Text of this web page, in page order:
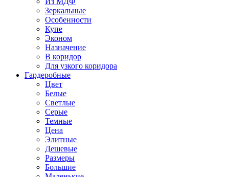
Зеркальные
Особенности
Купе
Эконом
Назначение
В коридор
Для узкого коридора
Гардеробные
Цвет
Белые
Светлые
Серые
Темные
Цена
Элитные
Дешевые
Размеры
Большие